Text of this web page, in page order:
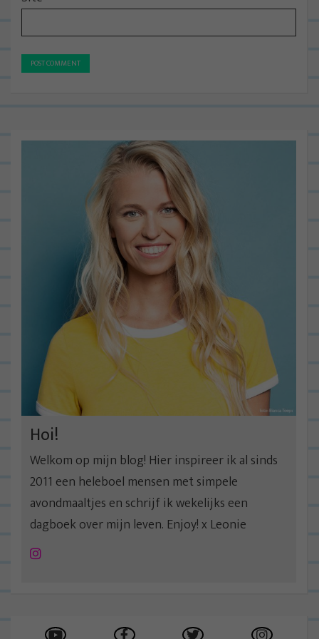
Hoi!
Welkom op mijn blog! Hier inspireer ik al sinds
2011 een heleboel mensen met simpele
avondmaaltjes en schrijf ik wekelijks een
dagboek over mijn leven. Enjoy! x Leonie
Instagram